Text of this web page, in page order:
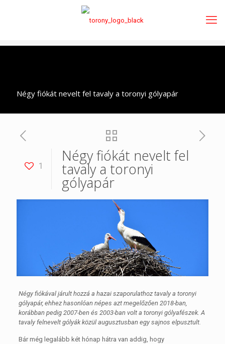
Négy fiókát nevelt fel tavaly a toronyi gólyapár
1
Négy fiókát nevelt fel
tavaly a toronyi
gólyapár
Négy fiókával járult hozzá a hazai szaporulathoz tavaly a toronyi
gólyapár, ehhez hasonlóan népes azt megelőzően 2018-ban,
korábban pedig 2007-ben és 2003-ban volt a toronyi gólyafészek. A
tavaly felnevelt gólyák közül augusztusban egy sajnos elpusztult.
Bár még legalább két hónap hátra van addig, hogy